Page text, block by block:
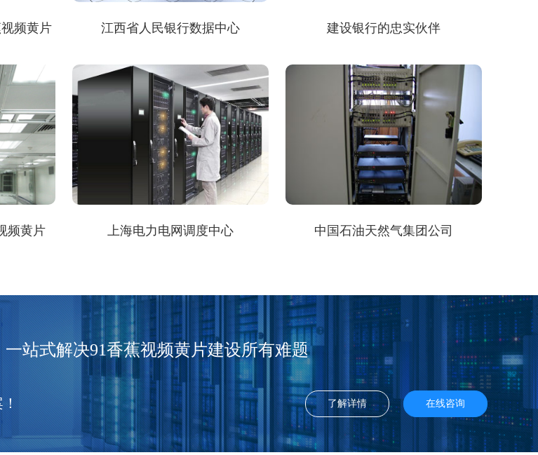
频黄片 江西省人民银行数据中心 建设银行的忠实伙伴
频黄片 上海电力电网调度中心 中国石油天然气集团公司
一站式解决91香蕉视频黄片建设所有难题
了解详情 在线咨询